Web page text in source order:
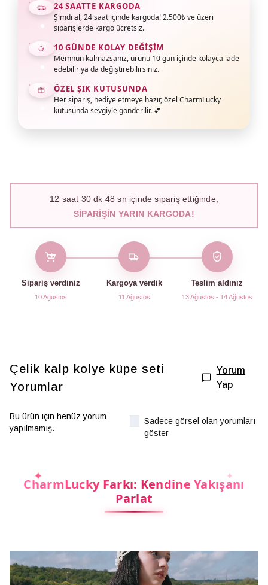
24 SAATTE KARGODA
Şimdi al, 24 saat içinde kargoda! 2.500₺ ve üzeri
siparişlerde kargo ücretsiz.
10 GÜNDE KOLAY DEĞIŞIM
Memnun kalmazsanız, ürünü 10 gün içinde kolayca iade
edebilir ya da değiştirebilirsiniz.
ÖZEL ŞIK KUTUSUNDA
Her sipariş, hediye etmeye hazır, özel CharmLucky
kutusunda sevgiyle gönderilir. 💕
12 saat 30dk 47 sn içinde sipariş ettiğinde,
SIPARIŞIN YARIN KARGODA!
Sipariş verdiniz
10 Ağustos
Kargoya verdik
11 Ağustos
Teslim aldınız
13 Ağustos - 14 Ağustos
Çelik kalp kolye küpe seti
Yorumlar
Yorum
Yap
Bu ürün için henüz yorum
yapılmamış.
Sadece görsel olan yorumları
göster
CharmLucky Farkı: Kendine Yakışanı
Parlat